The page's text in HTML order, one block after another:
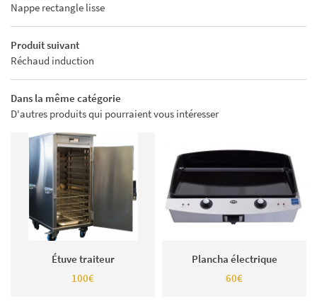
Nappe rectangle lisse
Produit suivant
Réchaud induction
Dans la même catégorie
D'autres produits qui pourraient vous intéresser
Étuve traiteur
100€
Plancha électrique
60€